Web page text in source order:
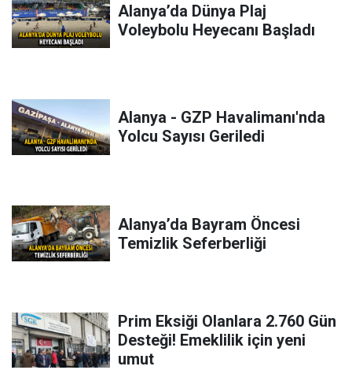
Alanya’da Dünya Plaj
Voleybolu Heyecanı Başladı
Alanya - GZP Havalimanı'nda
Yolcu Sayısı Geriledi
Alanya’da Bayram Öncesi
Temizlik Seferberliği
Prim Eksiği Olanlara 2.760 Gün
Desteği! Emeklilik için yeni
umut